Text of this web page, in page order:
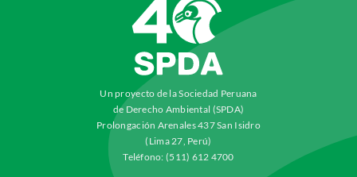
Un proyecto de la Sociedad Peruana
de Derecho Ambiental (SPDA)
Prolongación Arenales 437 San Isidro
(Lima 27, Perú)
Teléfono: (511) 612 4700